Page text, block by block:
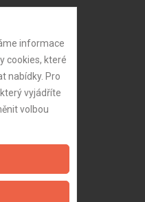
informace
cookies, které
nabídky. Pro
vyjádříte
volbou